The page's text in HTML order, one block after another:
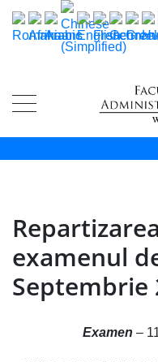
examenul
Septembrie
Examen –